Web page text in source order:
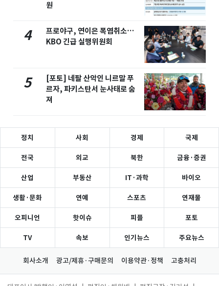
원
4
프로야구, 연이은 폭염취소…
KBO 긴급 실행위원회
5
[포토] 네팔 산악인 니르말 푸
르자, 파키스탄서 눈사태로 숨
져
정치 사회 경제 국제
전국 외교 북한 금융·증권
산업 부동산 IT·과학 바이오
생활·문화 연예 스포츠 연재물
오피니언 핫이슈 피플 포토
TV 속보 인기뉴스 주요뉴스
회사소개 광고/제휴·구매문의 이용약관·정책 고충처리